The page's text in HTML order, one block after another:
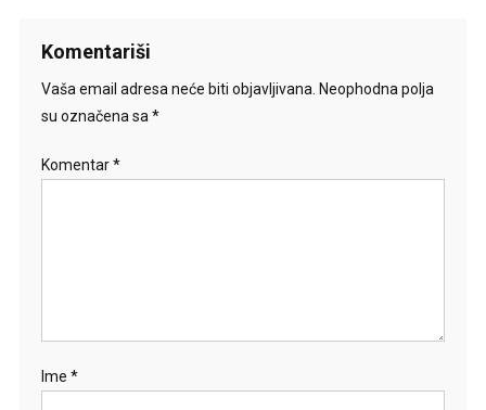
Komentariši
Vaša email adresa neće biti objavljivana. Neophodna polja
su označena sa *
Komentar*
Ime *